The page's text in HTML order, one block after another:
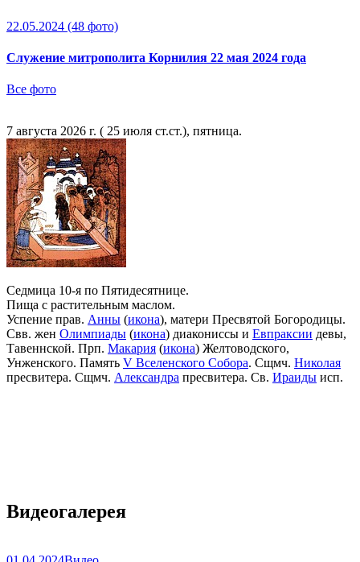
22.05.2024 (48 фото)
Служение митрополита Корнилия 22 мая 2024 года
Все фото
7 августа 2026 г. ( 25 июля ст.ст.), пятница.
Седмица 10-я по Пятидесятнице.
Пища с растительным маслом.
Успение прав. Анны (икона), матери Пресвятой Богородицы.
Свв. жен Олимпиады (икона) диакониссы и Евпраксии девы,
Тавеннской. Прп. Макария (икона) Желтоводского,
Унженского. Память V Вселенского Собора. Сщмч. Николая
пресвитера. Сщмч. Александра пресвитера. Св. Ираиды исп.
Видеогалерея